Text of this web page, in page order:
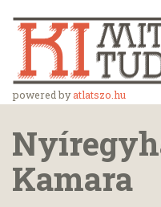
powered byatlatszo.hu
Kamara